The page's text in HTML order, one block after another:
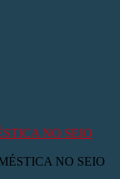
NO SEIO